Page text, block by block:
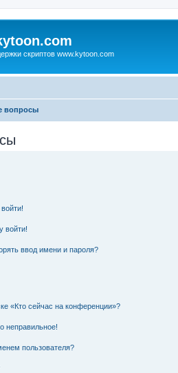
скриптов www.kytoon.com
вопросы
войти!
ввод имени и пароля?
«Кто сейчас на конференции»?
неправильное!
пользователя?